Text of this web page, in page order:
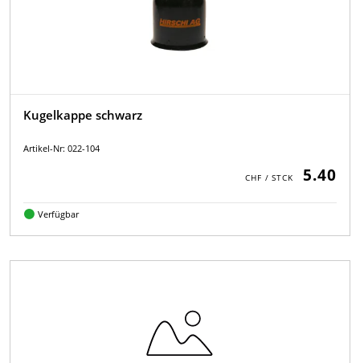
Kugelkappe schwarz
Artikel-Nr: 022-104
5.40
Verfügbar